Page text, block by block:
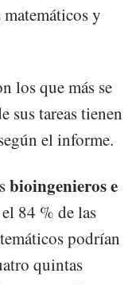
y
los que más se
sus tareas tienen
el informe.
bioingenieros e
84 % de las
podrían
quintas